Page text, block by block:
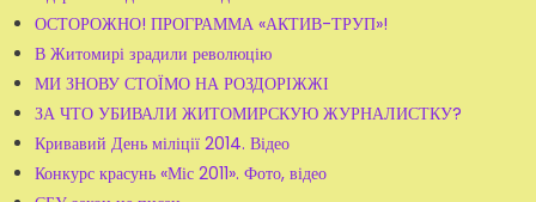
ОСТОРОЖНО! ПРОГРАММА «АКТИВ-ТРУП»!
В Житомирі зрадили революцію
МИ ЗНОВУ СТОЇМО НА РОЗДОРІЖЖІ
ЗА ЧТО УБИВАЛИ ЖИТОМИРСКУЮ ЖУРНАЛИСТКУ?
Кривавий День міліції 2014. Відео
Конкурс красунь «Міс 2011». Фото, відео